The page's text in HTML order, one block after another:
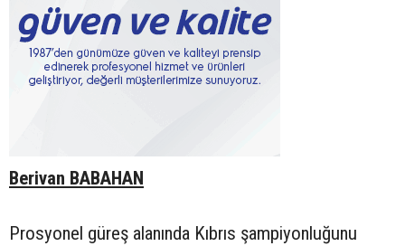
Berivan BABAHAN
Prosyonel güreş alanında Kıbrıs şampiyonluğunu